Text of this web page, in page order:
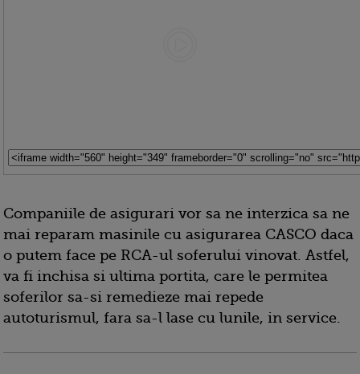
Companiile de asigurari vor sa ne interzica sa ne
mai reparam masinile cu asigurarea CASCO daca
o putem face pe RCA-ul soferului vinovat. Astfel,
va fi inchisa si ultima portita, care le permitea
soferilor sa-si remedieze mai repede
autoturismul, fara sa-l lase cu lunile, in service.